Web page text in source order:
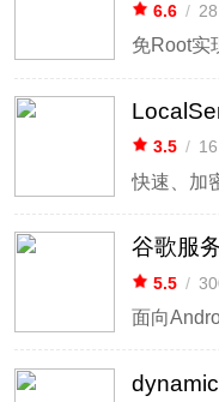
6.6 /
3.5 /
快速、加
谷歌服
5.5 /
面向